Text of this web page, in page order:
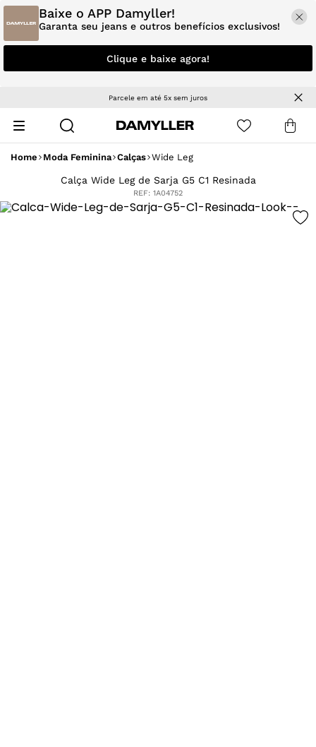
Baixe o APP Damyller!
Garanta seu jeans e outros benefícios exclusivos!
Clique e baixe agora!
Parcele em até 5x sem juros
Home Moda Feminina Calças Wide Leg
Calça Wide Leg de Sarja G5 C1 Resinada
REF: 1A04752